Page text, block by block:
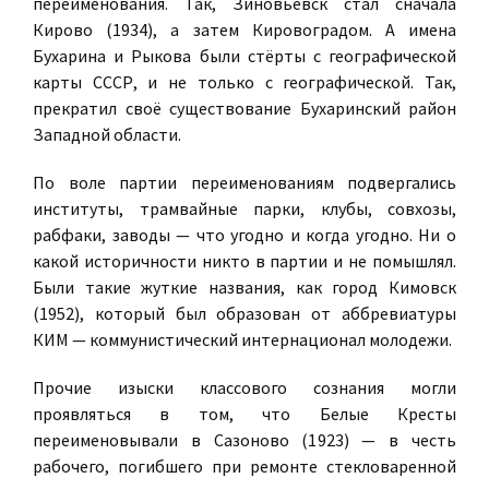
Кирово (1934), а затем Кировоградом. А имена
Бухарина и Рыкова были стёрты с географической
карты СССР, и не только с географической. Так,
прекратил своё существование Бухаринский район
Западной области.
По воле партии переименованиям подвергались
институты, трамвайные парки, клубы, совхозы,
рабфаки, заводы — что угодно и когда угодно. Ни о
какой историчности никто в партии и не помышлял.
Были такие жуткие названия, как город Кимовск
(1952), который был образован от аббревиатуры
КИМ — коммунистический интернационал молодежи.
Прочие изыски классового сознания могли
проявляться в том, что Белые Кресты
переименовывали в Сазоново (1923) — в честь
рабочего, погибшего при ремонте стекловаренной